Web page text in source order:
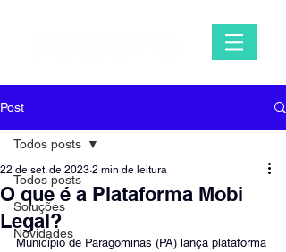
Post
Todos posts
Soluções
Novidades
Todos posts
O que é a Plataforma Mobi
Legal?
22 de set. de 2023 2 min de leitura
Município de Paragominas (PA) lança plataforma